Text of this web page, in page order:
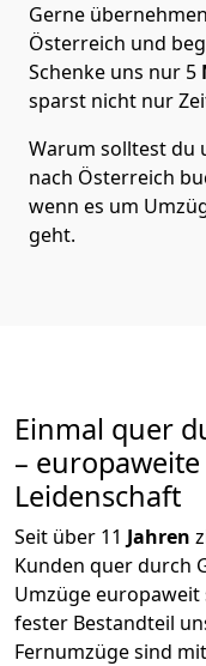
Gerne
Österreich und
Schenke uns nur 5
sparst nicht nur
Warum solltest du
nach Österreich
wenn es um
geht.
Einmal quer
–
Leidenschaft
Seit über 11 Jahren
Kunden quer durch
Umzüge europaweit
fester Bestandteil
Fernumzüge sind